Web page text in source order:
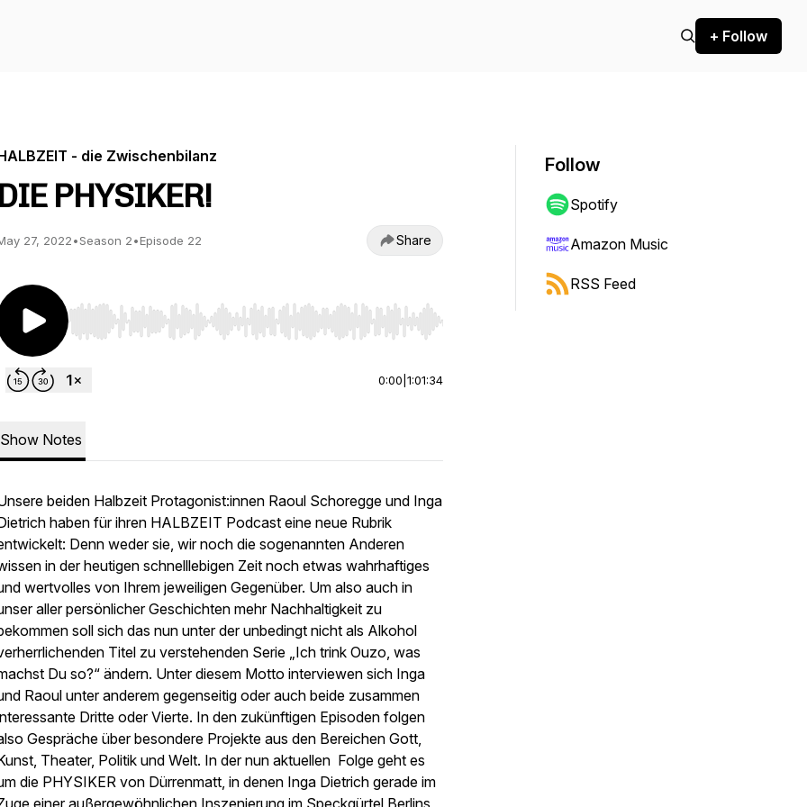
+ Follow
- die Zwischenbilanz
DIE PHYSIKER!
27, 2022•Season 2•Episode 22 Share
Use Left/Right to seek, Home/End to jump to start or end. Hold shift to jump forward or backward.
0:00 1:01:34
Show Notes
beiden Halbzeit Protagonist:innen Raoul Schoregge und Inga
haben für ihren HALBZEIT Podcast eine neue Rubrik
Denn weder sie, wir noch die sogenannten Anderen
in der heutigen schnelllebigen Zeit noch etwas wahrhaftiges
wertvolles von Ihrem jeweiligen Gegenüber. Um also auch in
aller persönlicher Geschichten mehr Nachhaltigkeit zu
soll sich das nun unter der unbedingt nicht als Alkohol
Titel zu verstehenden Serie „Ich trink Ouzo, was
Du so?“ ändern. Unter diesem Motto interviewen sich Inga
Raoul unter anderem gegenseitig oder auch beide zusammen
Dritte oder Vierte. In den zukünftigen Episoden folgen
Gespräche über besondere Projekte aus den Bereichen Gott,
Theater, Politik und Welt. In der nun aktuellen Folge geht es
die PHYSIKER von Dürrenmatt, in denen Inga Dietrich gerade im
einer außergewöhnlichen Inszenierung im Speckgürtel Berlins
Follow
Spotify
Amazon Music
RSS Feed